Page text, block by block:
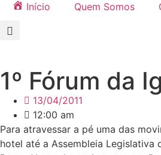
Início Quem Somos
1º Fórum da
13/04/2011
12:00 am
Para atravessar a pé uma das
hotel até a Assembleia Legislativa